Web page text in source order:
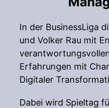
In der BusinessLiga
und Volker Rau mit
Erfahrungen mit
Digitaler
Dabei wird Spieltag